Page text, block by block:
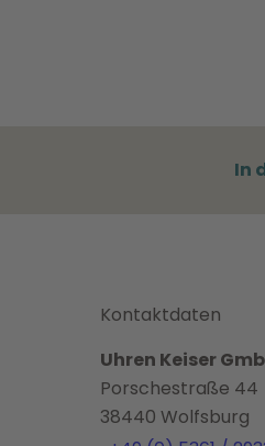
In
Kontaktdaten
Uhren Keiser
Porschestraße 44
38440 Wolfsburg